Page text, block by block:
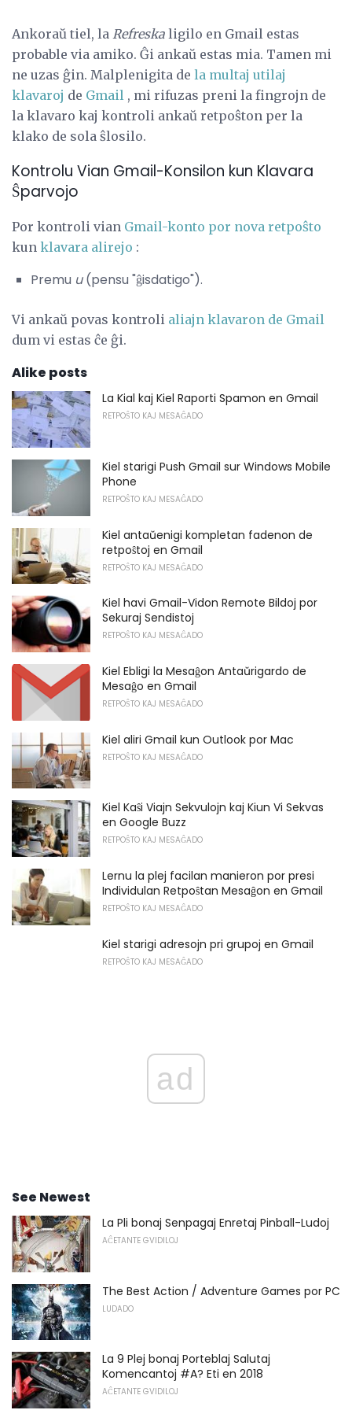
Ankoraŭ tiel, la Refreska ligilo en Gmail estas
probable via amiko. Ĝi ankaŭ estas mia. Tamen mi
ne uzas ĝin. Malplenigita de la multaj utilaj
klavaroj de Gmail , mi rifuzas preni la fingrojn de
la klavaro kaj kontroli ankaŭ retpoŝton per la
klako de sola ŝlosilo.
Kontrolu Vian Gmail-Konsilon kun Klavara
Ŝparvojo
Por kontroli vian Gmail-konto por nova retpoŝto
kun klavara alirejo :
Premu u(pensu "ĝisdatigo").
Vi ankaŭ povas kontroli aliajn klavaron de Gmail
dum vi estas ĉe ĝi.
Alike posts
La Kial kaj Kiel Raporti Spamon en Gmail
RETPOŜTO KAJ MESAĜADO
Kiel starigi Push Gmail sur Windows Mobile
Phone
RETPOŜTO KAJ MESAĜADO
Kiel antaŭenigi kompletan fadenon de
retpoŝtoj en Gmail
RETPOŜTO KAJ MESAĜADO
Kiel havi Gmail-Vidon Remote Bildoj por
Sekuraj Sendistoj
RETPOŜTO KAJ MESAĜADO
Kiel Ebligi la Mesaĝon Antaŭrigardo de
Mesaĝo en Gmail
RETPOŜTO KAJ MESAĜADO
Kiel aliri Gmail kun Outlook por Mac
RETPOŜTO KAJ MESAĜADO
Kiel Kaŝi Viajn Sekvulojn kaj Kiun Vi Sekvas
en Google Buzz
RETPOŜTO KAJ MESAĜADO
Lernu la plej facilan manieron por presi
Individulan Retpoŝtan Mesaĝon en Gmail
RETPOŜTO KAJ MESAĜADO
Kiel starigi adresojn pri grupoj en Gmail
RETPOŜTO KAJ MESAĜADO
ad
See Newest
La Pli bonaj Senpagaj Enretaj Pinball-Ludoj
AĈETANTE GVIDILOJ
The Best Action / Adventure Games por PC
LUDADO
La 9 Plej bonaj Porteblaj Salutaj
Komencantoj #A? Eti en 2018
AĈETANTE GVIDILOJ